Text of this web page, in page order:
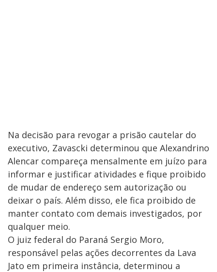
Na decisão para revogar a prisão cautelar do
executivo, Zavascki determinou que Alexandrino
Alencar compareça mensalmente em juízo para
informar e justificar atividades e fique proibido
de mudar de endereço sem autorização ou
deixar o país. Além disso, ele fica proibido de
manter contato com demais investigados, por
qualquer meio.
O juiz federal do Paraná Sergio Moro,
responsável pelas ações decorrentes da Lava
Jato em primeira instância, determinou a